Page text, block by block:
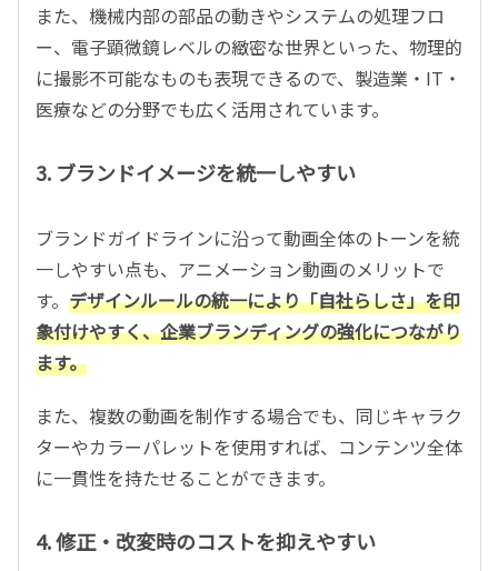
また、機械内部の部品の動きやシステムの処理フロ
ー、電子顕微鏡レベルの緻密な世界といった、物理的
に撮影不可能なものも表現できるので、製造業・ IT ・
医療などの分野でも広く活用されています。
3. ブランドイメージを統一しやすい
ブランドガイドラインに沿って動画全体のトーンを統
一しやすい点も、アニメーション動画のメリットで
す。 デザインルールの統一により「自社らしさ」を印
象付けやすく、企業ブランディングの強化につながり
ます。
また、複数の動画を制作する場合でも、同じキャラク
ターやカラーパレットを使用すれば、コンテンツ全体
に一貫性を持たせることができます。
4. 修正・改変時のコストを抑えやすい